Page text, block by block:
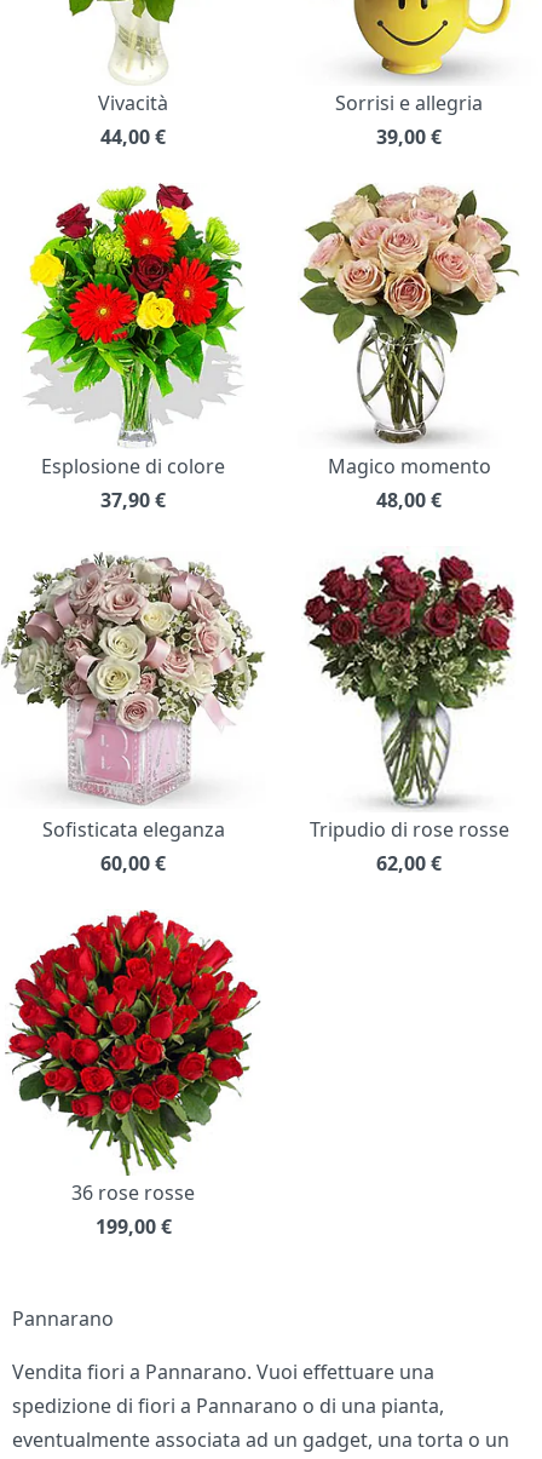
Vivacità
44,00€
Sorrisi e allegria
39,00€
Esplosione di colore
37,90€
Magico momento
48,00€
Sofisticata eleganza
60,00€
Tripudio di rose rosse
62,00€
36 rose rosse
199,00 €
Pannarano
Vendita fiori a Pannarano. Vuoi effettuare una
spedizione di fiori a Pannarano o di una pianta,
eventualmente associata ad un gadget, una torta o un